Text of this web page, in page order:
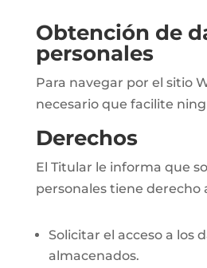
Obtención de
personales
Para navegar por el sitio
necesario que facilite
Derechos
El Titular le informa que
personales tiene derecho
Solicitar el acceso a los
almacenados.